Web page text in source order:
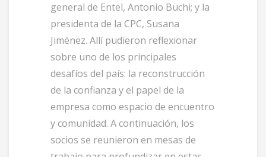
general de Entel, Antonio Büchi; y la
presidenta de la CPC, Susana
Jiménez. Allí pudieron reflexionar
sobre uno de los principales
desafíos del país: la reconstrucción
de la confianza y el papel de la
empresa como espacio de encuentro
y comunidad. A continuación, los
socios se reunieron en mesas de